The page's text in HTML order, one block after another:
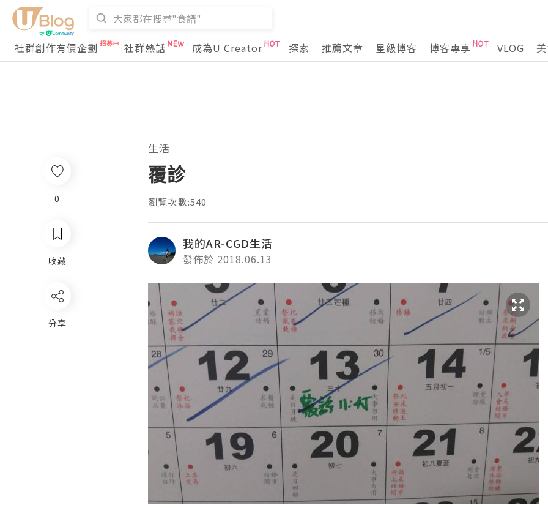
社群創作有價企劃 社群熱話 成為U Creator 探索 推薦文章 星級博客 博客專享 VLOG
生活
覆診
瀏覽次數:540
我的AR-CGD生活
發佈於 2018.06.13
0
收藏
分享